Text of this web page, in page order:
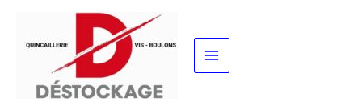
contenu